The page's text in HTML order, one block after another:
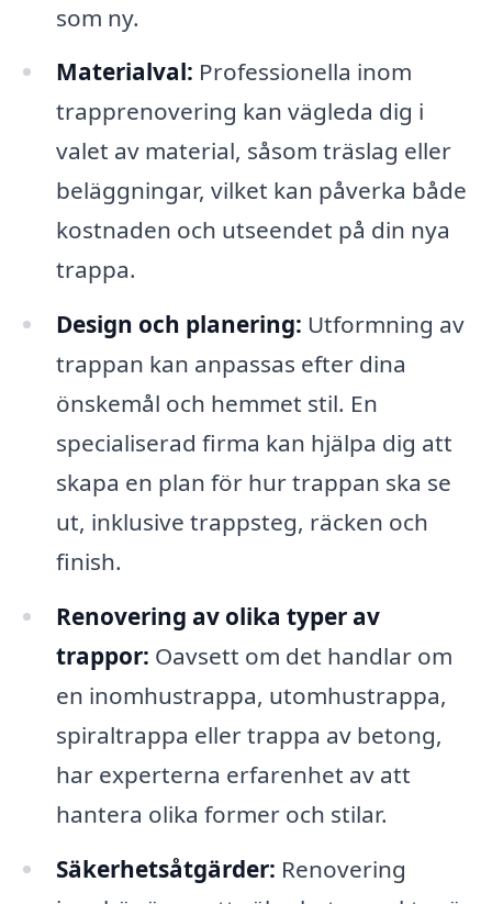
som ny.
Materialval: Professionella inom
trapprenovering kan vägleda dig i
valet av material, såsom träslag eller
beläggningar, vilket kan påverka både
kostnaden och utseendet på din nya
trappa.
Design och planering: Utformning av
trappan kan anpassas efter dina
önskemål och hemmet stil. En
specialiserad firma kan hjälpa dig att
skapa en plan för hur trappan ska se
ut, inklusive trappsteg, räcken och
finish.
Renovering av olika typer av
trappor: Oavsett om det handlar om
en inomhustrappa, utomhustrappa,
spiraltrappa eller trappa av betong,
har experterna erfarenhet av att
hantera olika former och stilar.
Säkerhetsåtgärder: Renovering